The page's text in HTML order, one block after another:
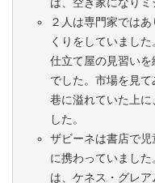
は、空き家になりミ
２人は専門家では
くりをしていまし
仕立て屋の見習い
でした。市場を見
巷に溢れていた上
した。
ザビーネは書店で
に携わっていまし
は、ケネス・グレア